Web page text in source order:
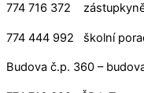
774 716 372
774 444 992 školní
Budova č.p. 360 –